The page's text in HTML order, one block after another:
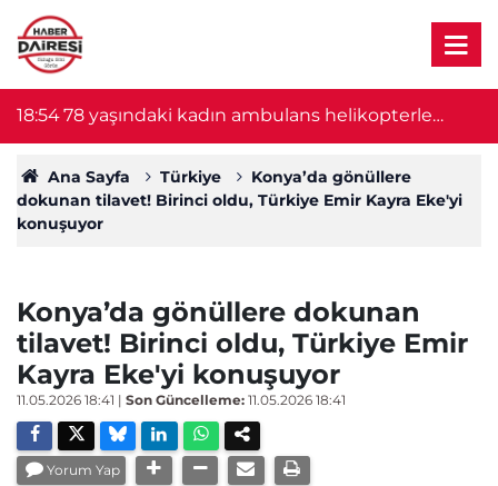
18:5478 yaşındaki kadın ambulans helikopterle
Konya'ya sevk edildi
Ana Sayfa Türkiye
Konya’da gönüllere
dokunan tilavet! Birinci oldu, Türkiye Emir Kayra Eke'yi
konuşuyor
Konya’da gönüllere dokunan
tilavet! Birinci oldu, Türkiye Emir
Kayra Eke'yi konuşuyor
11.05.2026 18:41 | Son Güncelleme: 11.05.2026 18:41
Yorum Yap